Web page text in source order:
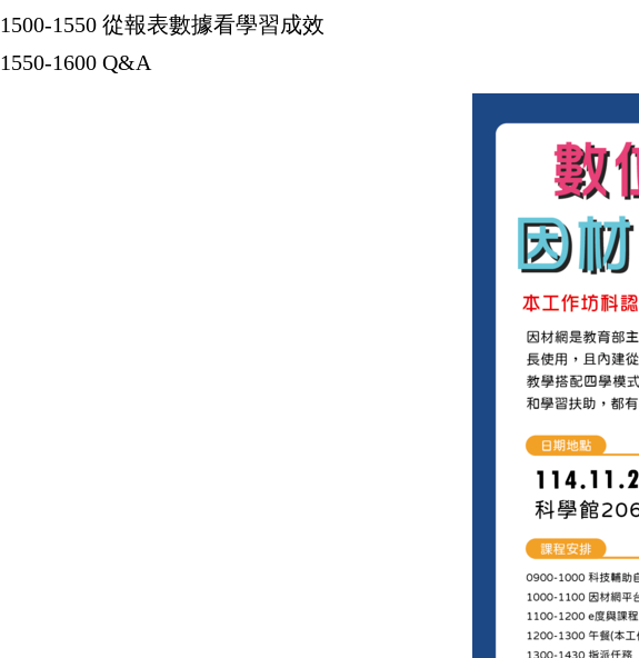
1500-1550 從報表數據看學習成效
1550-1600 Q&A